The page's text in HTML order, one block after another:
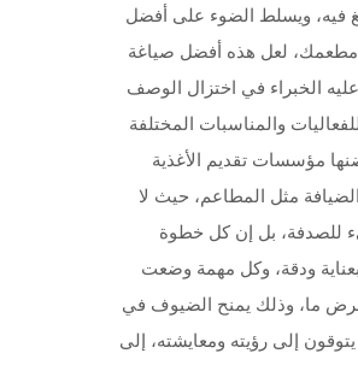
فيه، ويسلط الضوء على أفضل
مطعمك، لعل هذه أفضل صياغة
الخبراء في اختزال الوصف
والمناسبات المختلفة
مؤسسات تقديم الأغذية
مثل المطاعم، حيث لا
للصدفة، بل إن كل خطوة
ودقة، وكل مهمة وضعت
ما، وذلك يمنح الضيوف في
يتوقون إلى رؤيته ومعايشته، إلى